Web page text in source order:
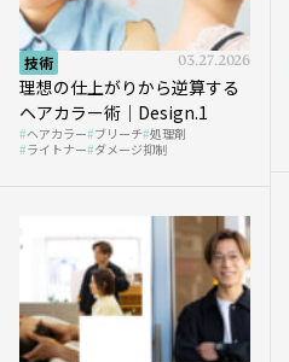
技術 03.27.2026
理想の仕上がりから逆算する
ヘアカラー術｜Design.1
ヘアカラー ブリーチ 処理剤
ライトナー ダメージ抑制